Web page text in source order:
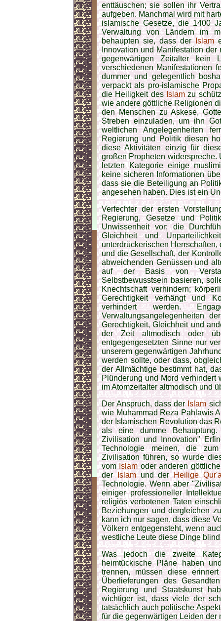
enttäuschen; sie sollen ihr
aufgeben. Manchmal wird mit
islamische Gesetze, die 1400
Verwaltung von Ländern im
behaupten sie, dass derIslam
Innovation und Manifestation
gegenwärtigen Zeitalter
verschiedenen Manifestationen
dummer und gelegentlich
verpackt als pro-islamische
die Heiligkeit desIslamzu
wie andere göttliche Religionen
den Menschen zu Askese,
Streben einzuladen, um ihn
weltlichen Angelegenheiten
Regierung und Politik diesen
diese Aktivitäten einzig für
großen Propheten
letzten Kategorie einige
keine sicheren Informationen
dass sie die Beteiligung an
angesehen haben. Dies ist ein
Verfechter der ersten
Regierung, Gesetze und
Unwissenheit vor; die
Gleichheit und
unterdrückerischen
und die Gesellschaft, der
abweichenden Genüssen und
auf der Basis von
Selbstbewusstsein basieren,
Knechtschaft verhindern;
Gerechtigkeit verhängt und
verhindert werden.
Verwaltungsangelegenheiten
Gerechtigkeit, Gleichheit und
der Zeit altmodisch oder
entgegengesetzten Sinne nur
unserem gegenwärtigen
werden sollte, oder dass,
der Allmächtige bestimmt hat,
Plünderung und Mord verhindert
im Atomzeitalter altmodisch und
Der Anspruch, dass derIslam
wie Muhammad Reza Pahlawis
der Islamischen Revolution das
als eine dumme
Zivilisation und Innovation"
Technologie meinen, die
Zivilisation führen, so wurde
vomIslamoder anderen
derIslamund derHeilige
Technologie. Wenn aber
einiger professioneller
religiös verbotenen Taten
Beziehungen und dergleichen
kann ich nur sagen, dass diese
Völkern entgegensteht, wenn
westliche Leute diese Dinge
Was jedoch die zweite
heimtückische Pläne haben
trennen, müssen diese
Überlieferungen des
Regierung und Staatskunst
wichtiger ist, dass viele der
tatsächlich auch politische
für die gegenwärtigen Leiden der